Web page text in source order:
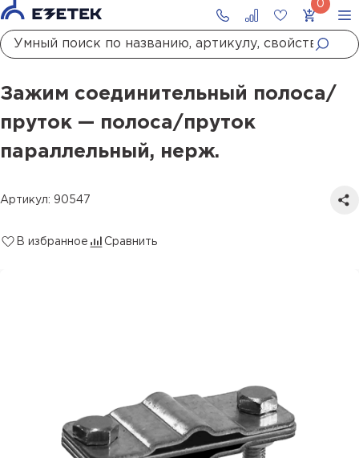
Зажимы-соединители проводников
Зажим соединительный полоса/пруток — полоса/пруток параллельный, нерж.
Зажим соединительный полоса/
пруток — полоса/пруток
параллельный, нерж.
Артикул: 90547
В избранное Сравнить